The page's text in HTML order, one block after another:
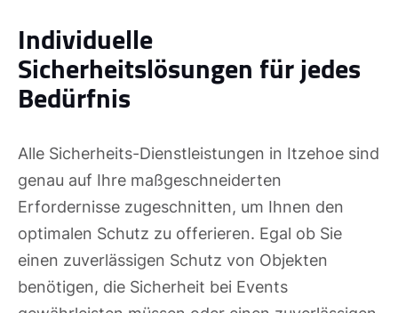
Individuelle
Sicherheitslösungen für jedes
Bedürfnis
Alle Sicherheits-Dienstleistungen in Itzehoe sind
genau auf Ihre maßgeschneiderten
Erfordernisse zugeschnitten, um Ihnen den
optimalen Schutz zu offerieren. Egal ob Sie
einen zuverlässigen Schutz von Objekten
benötigen, die Sicherheit bei Events